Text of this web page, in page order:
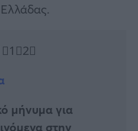
μήνυμα για
στην